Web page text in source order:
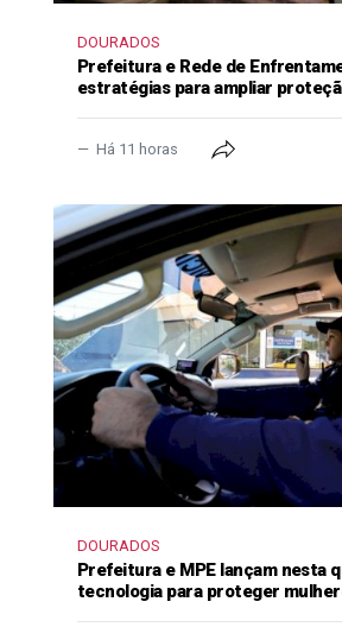
DOURADOS
Prefeitura e Rede de
estratégias para ampliar
Há 11 horas
DOURADOS
Prefeitura e MPE lançam nesta
tecnologia para proteger